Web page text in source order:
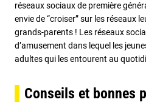
réseaux sociaux de première
envie de “croiser” sur les réseaux
grands-parents ! Les réseaux
d’amusement dans lequel les
adultes qui les entourent au
Conseils et bonnes